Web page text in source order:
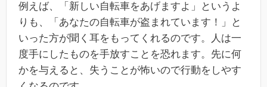
例えば、「新しい自転車をあげますよ」というよ
りも、「あなたの自転車が盗まれています！」と
いった方が聞く耳をもってくれるのです。人は一
度手にしたものを手放すことを恐れます。先に何
かを与えると、失うことが怖いので行動をしやす